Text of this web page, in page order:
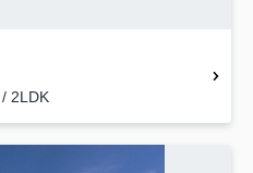
2LDK